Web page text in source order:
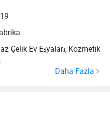
Çelik Ev Eşyaları, Kozmetik
Daha Fazla